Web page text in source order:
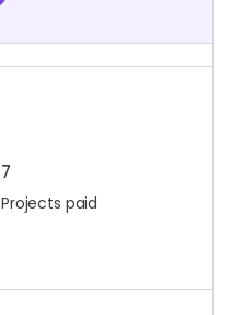
7
Projects paid